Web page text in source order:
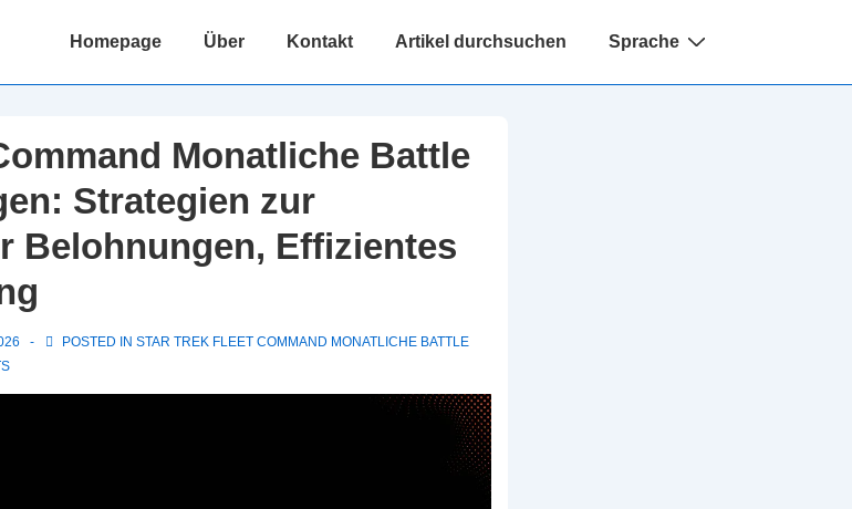
Main
Homepage Über Kontakt Artikel durchsuchen Sprache
Monatliche Battle
Strategien zur
Belohnungen, Effizientes
POSTED IN STAR TREK FLEET COMMAND MONATLICHE BATTLE